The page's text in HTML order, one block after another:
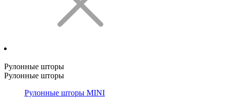
Рулонные шторы
Рулонные шторы
Рулонные шторы MINI